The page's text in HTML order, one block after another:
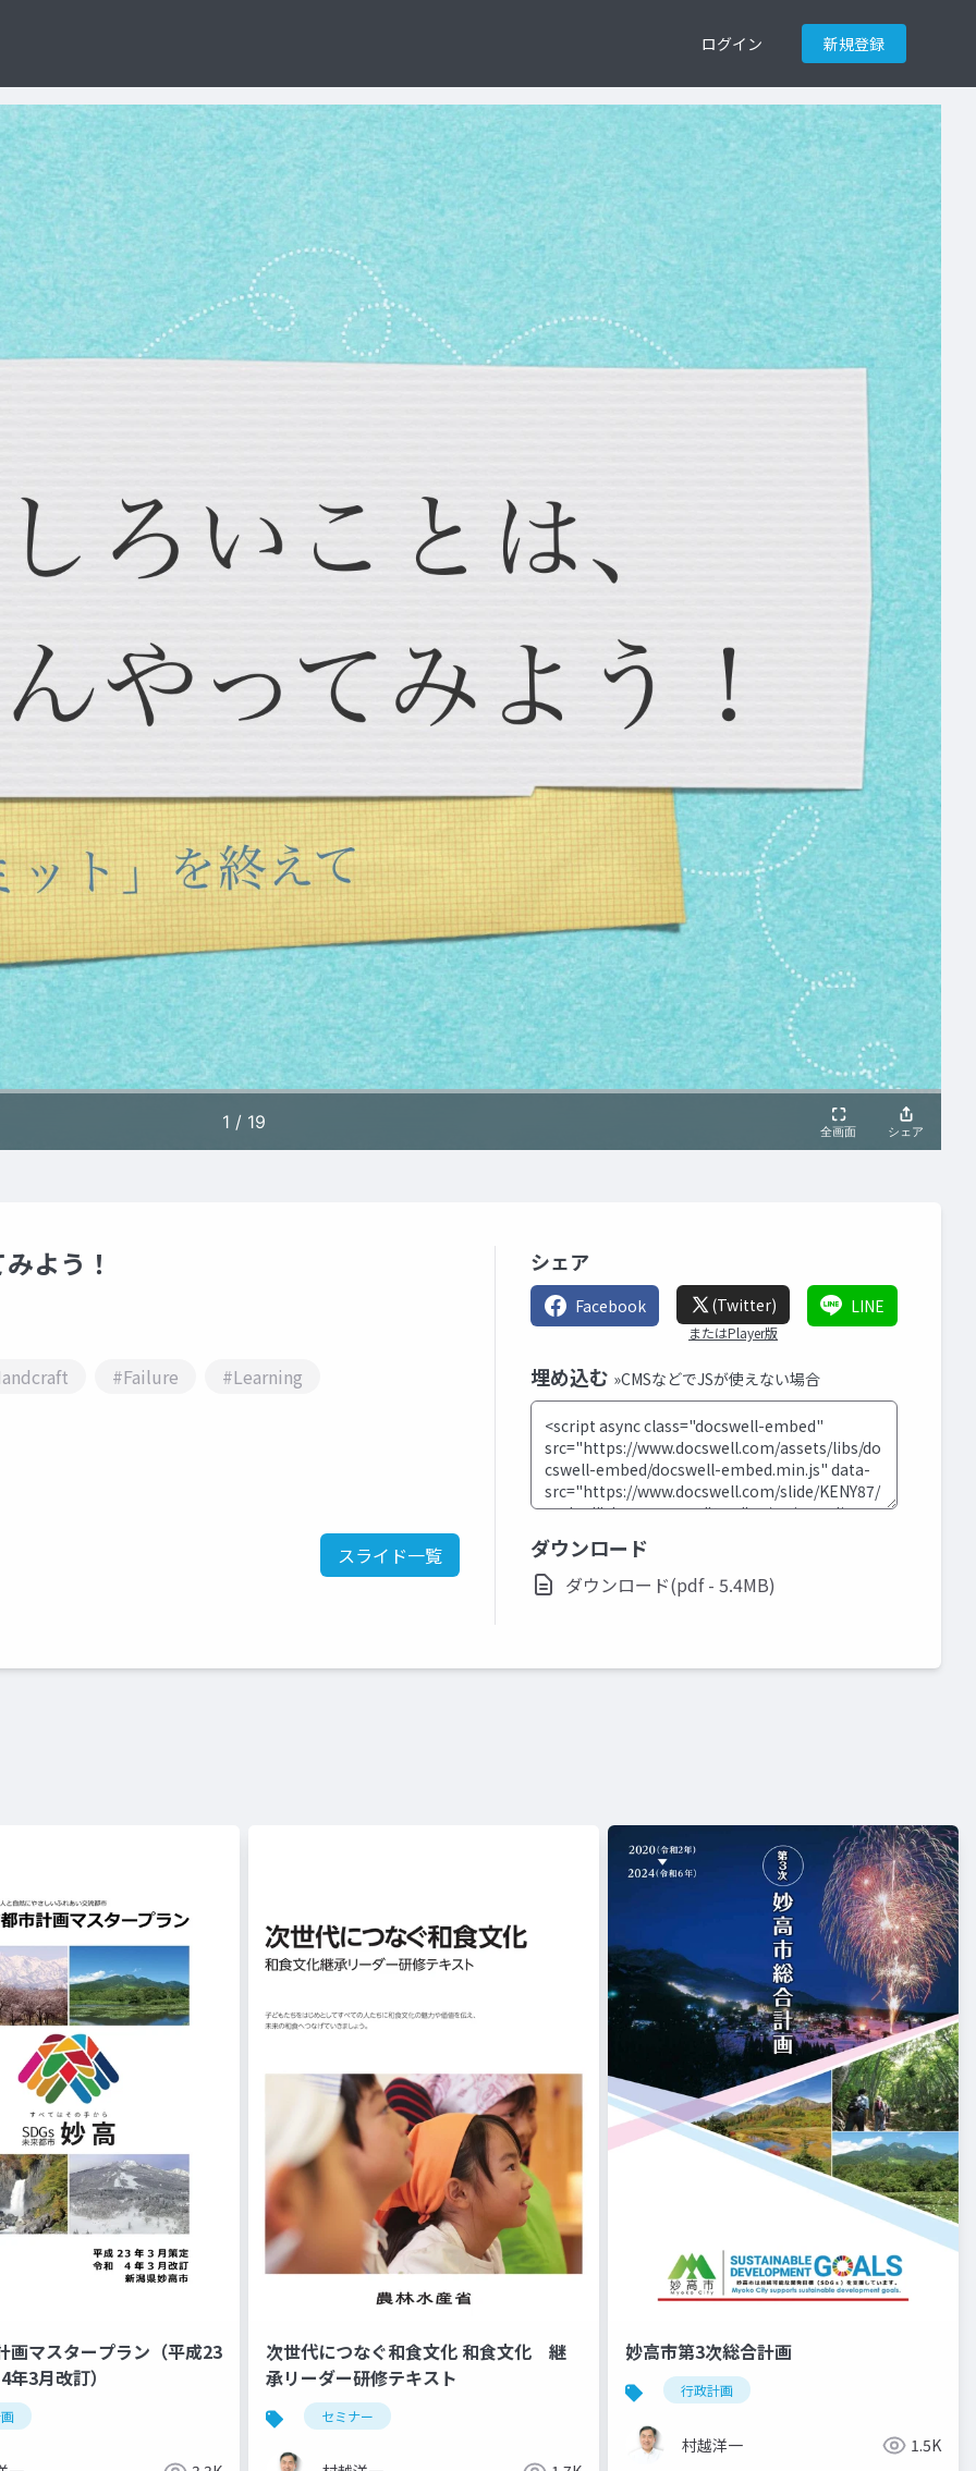
ログイン 新規登録
よう！
#Failure #Learning
スライド一覧
シェア
Facebook (Twitter)
またはPlayer版
LINE
埋め込む »CMSなどでJSが使えない場合
ダウンロード
ダウンロード(pdf - 5.4MB)
画マスタープラン（平成23
3月改訂）
次世代につなぐ和食文化 和食文化 継
承リーダー研修テキスト
セミナー
妙高市第3次総合計画
行政計画
村越洋一 1.5K